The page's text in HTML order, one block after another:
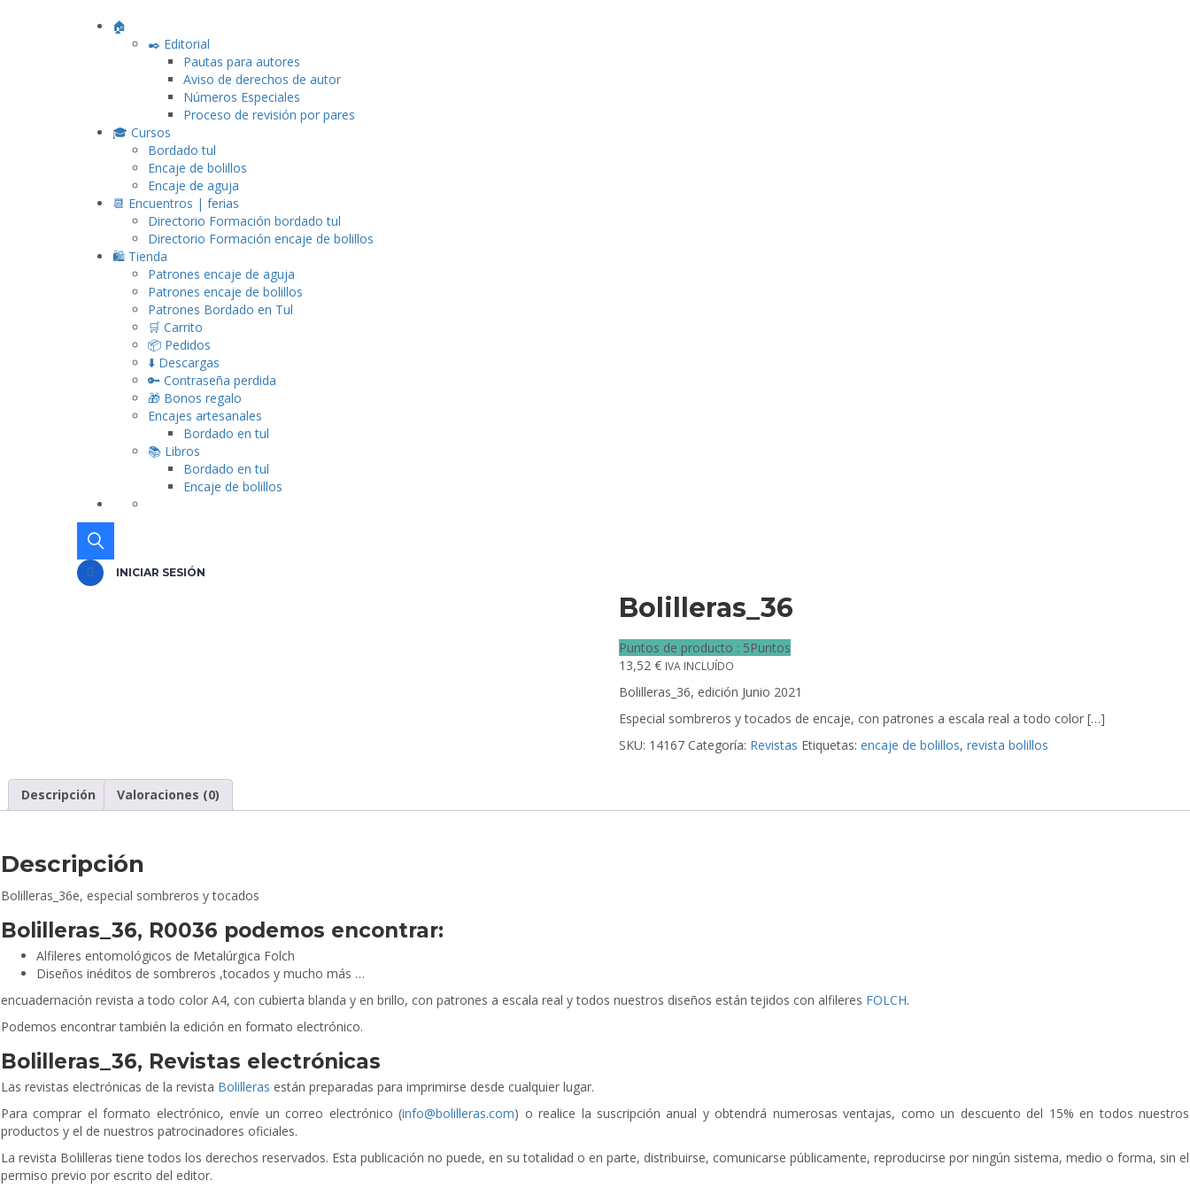
🏠
✒️ Editorial
Pautas para autores
Aviso de derechos de autor
Números Especiales
Proceso de revisión por pares
🎓 Cursos
Bordado tul
Encaje de bolillos
Encaje de aguja
📆 Encuentros | ferias
Directorio Formación bordado tul
Directorio Formación encaje de bolillos
🛍️ Tienda
Patrones encaje de aguja
Patrones encaje de bolillos
Patrones Bordado en Tul
🛒 Carrito
📦 Pedidos
⬇️ Descargas
🔑 Contraseña perdida
🎁 Bonos regalo
Encajes artesanales
Bordado en tul
📚 Libros
Bordado en tul
Encaje de bolillos
INICIAR SESIÓN
Bolilleras_36
Puntos de producto : 5Puntos
13,52 € IVA INCLUÍDO
Bolilleras_36, edición Junio 2021
Especial sombreros y tocados de encaje, con patrones a escala real a todo color […]
SKU: 14167 Categoría: Revistas Etiquetas: encaje de bolillos, revista bolillos
Descripción Valoraciones (0)
Descripción
Bolilleras_36e, especial sombreros y tocados
Bolilleras_36, R0036 podemos encontrar:
Alfileres entomológicos de Metalúrgica Folch
Diseños inéditos de sombreros ,tocados y mucho más …
encuadernación revista a todo color A4, con cubierta blanda y en brillo, con patrones a escala real y todos nuestros diseños están tejidos con alfileres FOLCH.
Podemos encontrar también la edición en formato electrónico.
Bolilleras_36, Revistas electrónicas
Las revistas electrónicas de la revista Bolilleras están preparadas para imprimirse desde cualquier lugar.
Para comprar el formato electrónico, envíe un correo electrónico (info@bolilleras.com) o realice la suscripción anual y obtendrá numerosas ventajas, como un descuento del 15% en todos nuestros
productos y el de nuestros patrocinadores oficiales.
La revista Bolilleras tiene todos los derechos reservados. Esta publicación no puede, en su totalidad o en parte, distribuirse, comunicarse públicamente, reproducirse por ningún sistema, medio o forma, sin el
permiso previo por escrito del editor.